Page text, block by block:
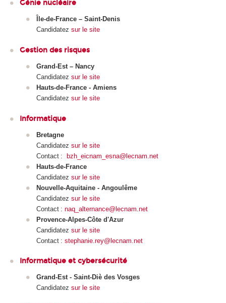
Génie nucléaire
Île-de-France – Saint-Denis
Candidatez sur le site
Gestion des risques
Grand-Est – Nancy
Candidatez sur le site
Hauts-de-France - Amiens
Candidatez sur le site
Informatique
Bretagne
Candidatez sur le site
Contact :
bzh_eicnam_esna@lecnam.net
Hauts-de-France
Candidatez sur le site
Nouvelle-Aquitaine - Angoulême
Candidatez sur le site
Contact : naq_alternance@lecnam.net
Provence-Alpes-Côte d'Azur
Candidatez sur le site
Contact : stephanie.rey@lecnam.net
Informatique et cybersécurité
Grand-Est - Saint-Diè des Vosges
Candidatez sur le site